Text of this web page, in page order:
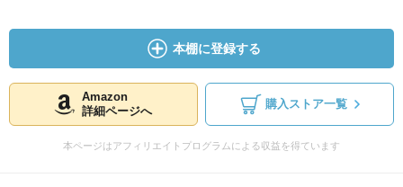
本棚に登録する
Amazon
詳細ページへ
購入ストア一覧
本ページはアフィリエイトプログラムによる収益を得ています